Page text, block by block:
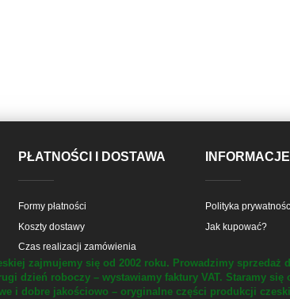
PŁATNOŚCI I DOSTAWA
Formy płatności
Koszty dostawy
Czas realizacji zamówienia
INFORMACJE
Polityka
Jak kupować?
zajmujemy się od 2002 roku. Prowadzimy sprzedaż
dzień roboczy – wystawiamy faktury VAT. Staramy się
i dobre jakościowo – oryginalne części produkcji